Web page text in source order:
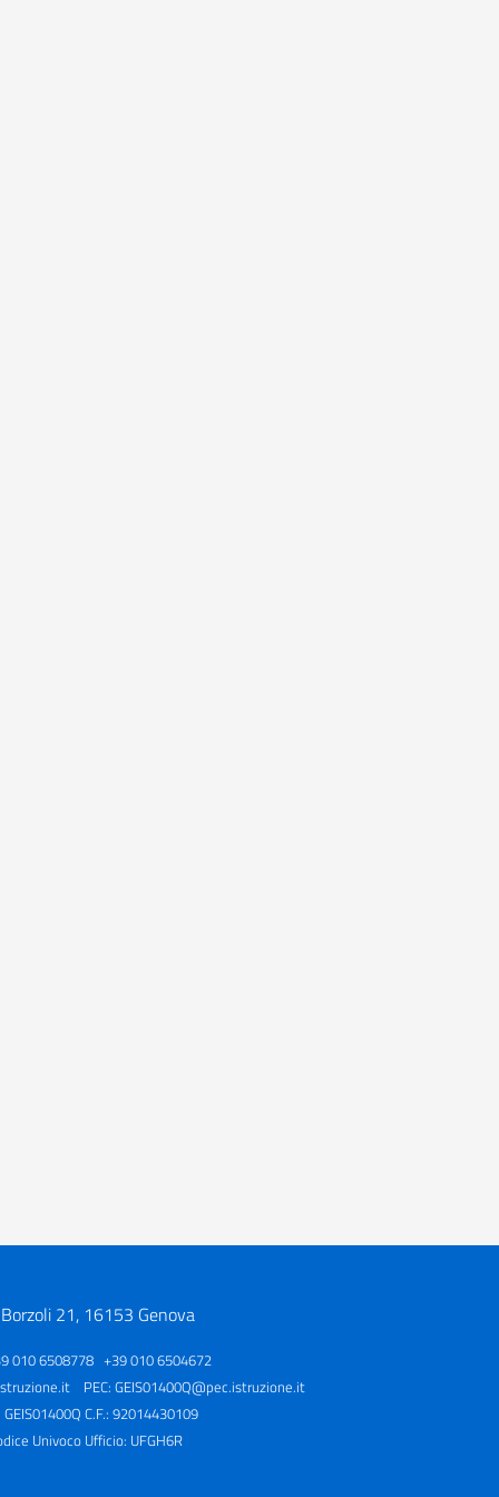
21, 16153 Genova
010 6508778 +39 010 6504672
PEC: GEIS01400Q@pec.istruzione.it
GEIS01400Q C.F.: 92014430109
Univoco Ufficio: UFGH6R